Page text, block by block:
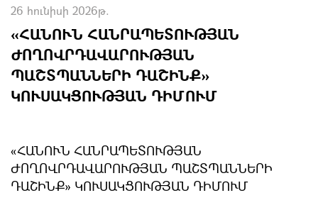
26 հունիսի 2026թ.
«ՀԱՆՈՒՆ ՀԱՆՐԱՊԵՏՈՒԹՅԱՆ
ԺՈՂՈՎՐԴԱՎԱՐՈՒԹՅԱՆ
ՊԱՇՏՊԱՆՆԵՐԻ ԴԱՇԻՆՔ»
ԿՈՒՍԱԿՑՈՒԹՅԱՆ ԴԻՄՈՒՄ
«ՀԱՆՈՒՆ ՀԱՆՐԱՊԵՏՈՒԹՅԱՆ
ԺՈՂՈՎՐԴԱՎԱՐՈՒԹՅԱՆ ՊԱՇՏՊԱՆՆԵՐԻ
ԴԱՇԻՆՔ» ԿՈՒՍԱԿՑՈՒԹՅԱՆ ԴԻՄՈՒՄ